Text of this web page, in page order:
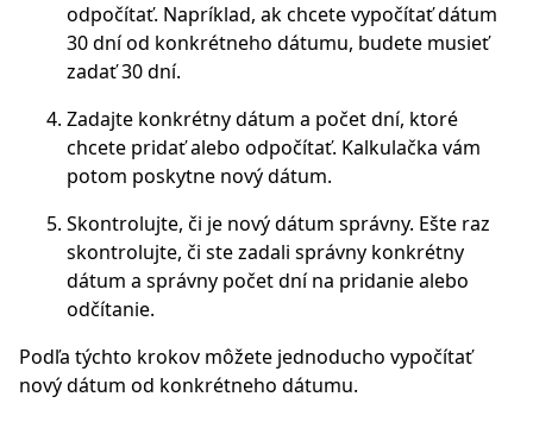
odpočítať. Napríklad, ak chcete vypočítať dátum
30 dní od konkrétneho dátumu, budete musieť
zadať 30 dní.
Zadajte konkrétny dátum a počet dní, ktoré
chcete pridať alebo odpočítať. Kalkulačka vám
potom poskytne nový dátum.
Skontrolujte, či je nový dátum správny. Ešte raz
skontrolujte, či ste zadali správny konkrétny
dátum a správny počet dní na pridanie alebo
odčítanie.
Podľa týchto krokov môžete jednoducho vypočítať
nový dátum od konkrétneho dátumu.